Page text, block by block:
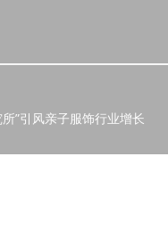
”引风亲子服饰行业增长